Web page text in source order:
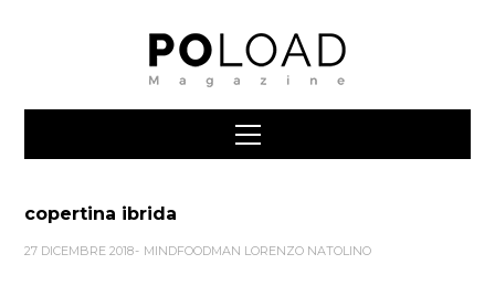
copertina ibrida
27 DICEMBRE 2018 MINDFOODMAN LORENZO NATOLINO